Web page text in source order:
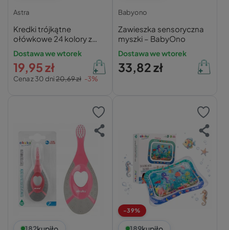
Astra
Kredki trójkątne
ołówkowe 24 kolory z
temperówką Astra
Dostawa we wtorek
Cena z 30 dni20,69 zł -3%
19,95 zł
Babyono
Zawieszka sensoryczna
myszki – BabyOno
Dostawa we wtorek
33,82 zł
-39%